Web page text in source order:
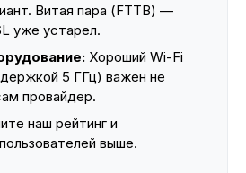
Витая пара (FTTB) —
уже устарел.
Хороший Wi-Fi
5 ГГц) важен не
провайдер.
наш рейтинг и
выше.